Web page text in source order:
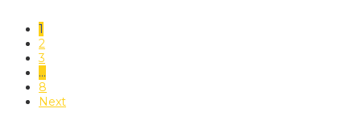
1
2
3
…
8
Next